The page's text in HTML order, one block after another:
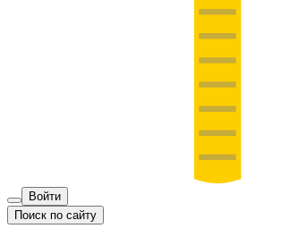
Войти
Поиск по сайту